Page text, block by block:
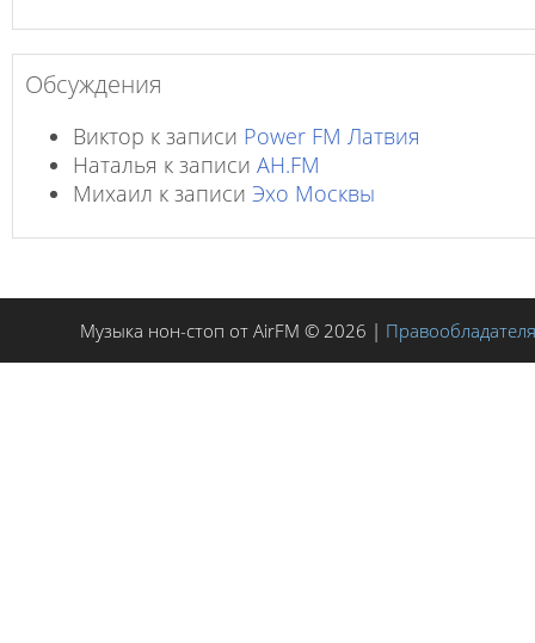
Обсуждения
Виктор к записи Power FM Латвия
Наталья к записи AH.FM
Михаил к записи Эхо Москвы
Музыка нон-стоп от AirFM © 2026 |